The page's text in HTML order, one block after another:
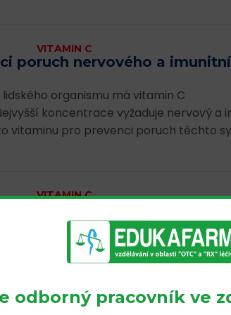
VITAMIN C
poruch nervového a
organismu má vitamin C
koncentrace vyžaduje nervový a
vitaminu pro prevenci poruch těchto
VITAMIN C
zvyšuje riziko infekčních
onemocnění páteře – zánět
obratlů. Nejčastěji je zánět
Diagnostika je často komplikovaná a
odborný pracovník ve